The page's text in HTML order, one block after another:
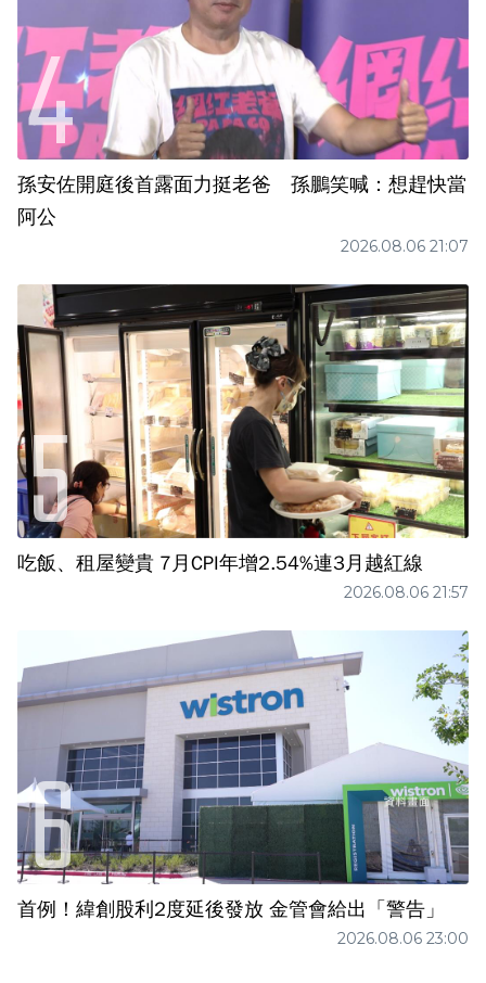
孫安佐開庭後首露面力挺老爸 孫鵬笑喊：想趕快當
阿公
2026.08.06 21:07
吃飯、租屋變貴 7月CPI年增2.54%連3月越紅線
2026.08.06 21:57
首例！緯創股利2度延後發放 金管會給出「警告」
2026.08.06 23:00